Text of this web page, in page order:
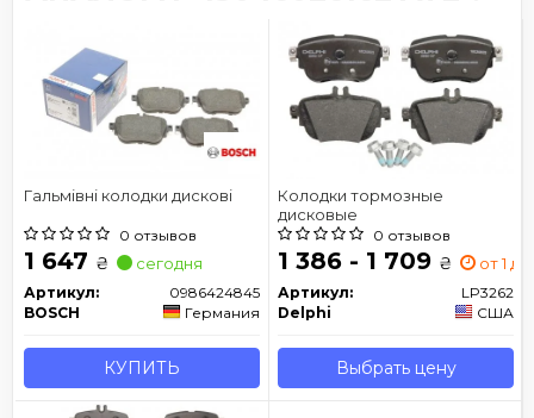
Гальмівні колодки дискові
0 отзывов
1 647 ₴ сегодня
Артикул:
0986424845
BOSCH
Германия
КУПИТЬ
Колодки тормозные
дисковые
0 отзывов
1 386 - 1 709 ₴ от 1 дн.
Артикул:
LP3262
Delphi
США
Выбрать цену